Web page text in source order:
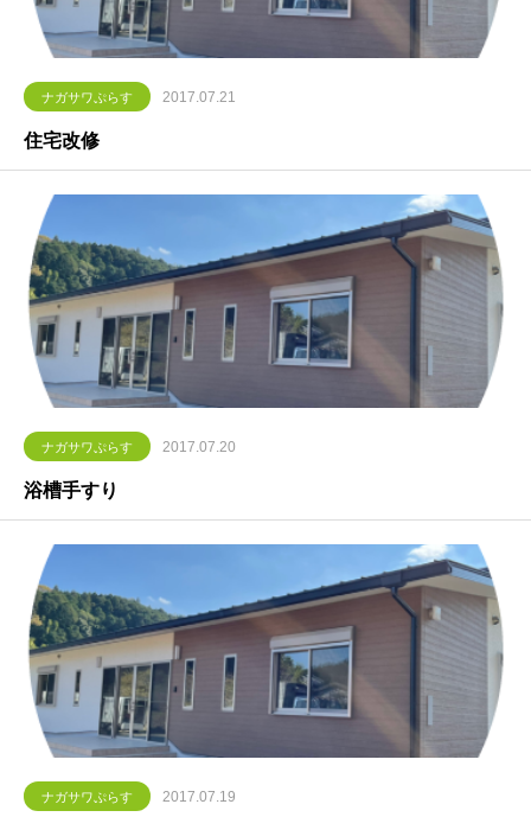
ナガサワぷらす 2017.07.21
住宅改修
ナガサワぷらす 2017.07.20
浴槽手すり
ナガサワぷらす 2017.07.19